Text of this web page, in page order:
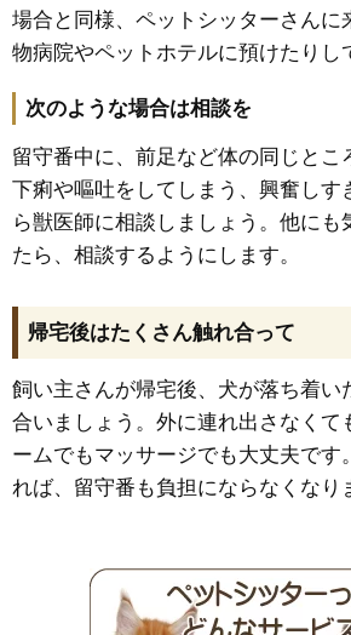
場合と同様、ペットシッターさんに
物病院やペットホテルに預けたりし
次のような場合は相談を
留守番中に、前足など体の同じとこ
下痢や嘔吐をしてしまう、興奮しす
ら獣医師に相談しましょう。他にも
たら、相談するようにします。
帰宅後はたくさん触れ合って
飼い主さんが帰宅後、犬が落ち着い
合いましょう。外に連れ出さなくて
ームでもマッサージでも大丈夫です
れば、留守番も負担にならなくなり